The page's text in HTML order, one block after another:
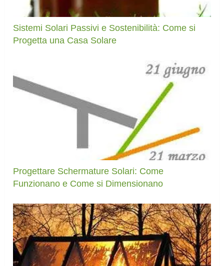
Sistemi Solari Passivi e Sostenibilità: Come si
Progetta una Casa Solare
Progettare Schermature Solari: Come
Funzionano e Come si Dimensionano